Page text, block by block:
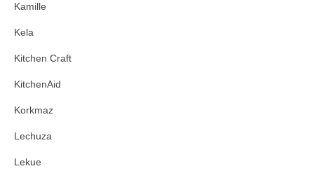
Kamille
Kela
Kitchen Craft
KitchenAid
Korkmaz
Lechuza
Lekue